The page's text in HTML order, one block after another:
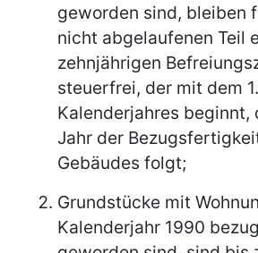
geworden sind, bleiben
nicht abgelaufenen Teil
zehnjährigen
steuerfrei, der mit dem
Kalenderjahres beginnt,
Jahr der
Gebäudes folgt;
Grundstücke mit
Kalenderjahr 1990